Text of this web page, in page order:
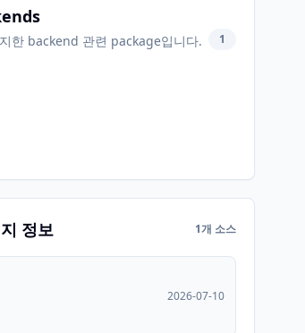
한 backend 관련 package입니다. 1
정보 1개 소스
2026-07-10